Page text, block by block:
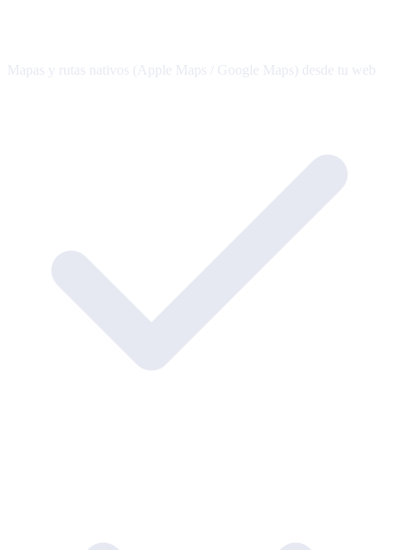
Mapas y rutas nativos (Apple Maps / Google Maps) desde tu web